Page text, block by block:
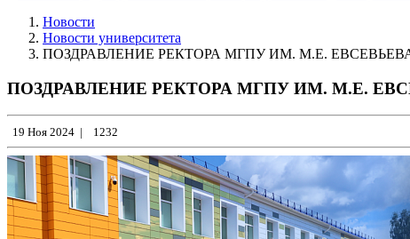
Новости
Новости университета
ПОЗДРАВЛЕНИЕ РЕКТОРА МГПУ ИМ. М.Е.
ПОЗДРАВЛЕНИЕ РЕКТОРА МГПУ ИМ. М.Е.
19 Ноя 2024 | 1232